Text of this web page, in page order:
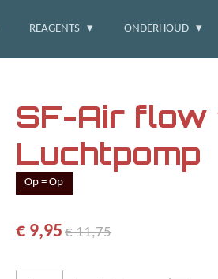
REAGENTS ONDERHOUD
SF-Air flow
Luchtpomp
Op = Op
€ 9,95 € 11,75